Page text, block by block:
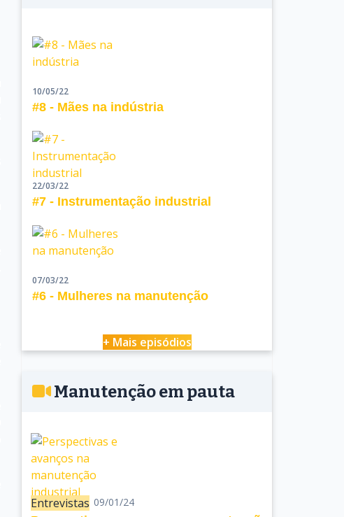
10/05/22
#8 - Mães na indústria
22/03/22
#7 - Instrumentação industrial
07/03/22
#6 - Mulheres na manutenção
+ Mais episódios
Manutenção em pauta
Entrevistas 09/01/24